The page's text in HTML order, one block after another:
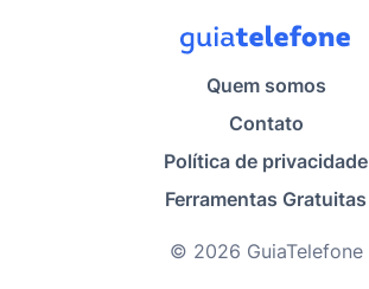
Quem somos
Contato
Política de privacidade
Ferramentas Gratuitas
© 2026 GuiaTelefone